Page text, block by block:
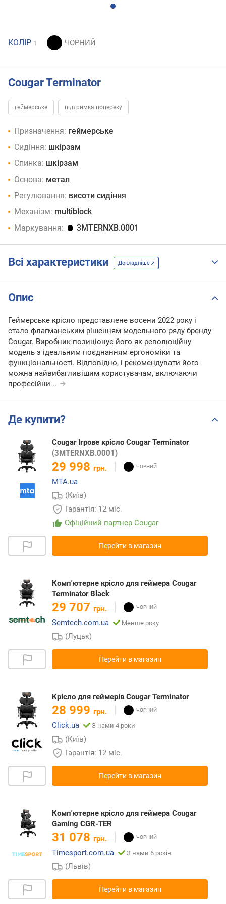
КОЛІР 1
Cougar Terminator
геймерське підтримка попереку
Призначення: геймерське
Сидіння: шкірзам
Спинка: шкірзам
Основа: метал
Регулювання: висоти сидіння
Механізм: multiblock
Маркування:
3MTERNXB.0001
Всі характеристики Докладніше
Опис
Геймерське крісло представлене восени 2022 року і
стало флагманським рішенням модельного ряду бренду
Cougar. Виробник позиціонує його як революційну
модель з ідеальним поєднанням ергономіки та
функціональності. Відповідно, і рекомендувати його
можна найвибагливішим користувачам, включаючи
професійни...
Де купити?
Cougar Ігрове крісло Cougar Terminator
(3MTERNXB.0001)
29 998 грн.
MTA.ua
(Київ)
Гарантія: 12 міс.
Офіційний партнер Cougar
Перейти в магазин
Комп'ютерне крісло для геймера Cougar
Terminator Black
29 707 грн.
Semtech.com.ua
Менше року
(Луцьк)
Перейти в магазин
Крісло для геймерів Cougar Terminator
28 999 грн.
Click.ua
З нами 4 роки
(Київ)
Гарантія: 12 міс.
Перейти в магазин
Комп'ютерне крісло для геймера Cougar
Gaming CGR-TER
31 078 грн.
Timesport.com.ua
З нами 6 років
(Львів)
Перейти в магазин